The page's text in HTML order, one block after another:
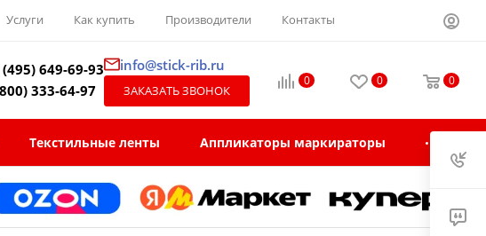
Услуги Как купить Производители Контакты
649-69-93
333-64-97
info@stick-rib.ru
ЗАКАЗАТЬ ЗВОНОК
0 0 0
Текстильные ленты Аппликаторы маркираторы